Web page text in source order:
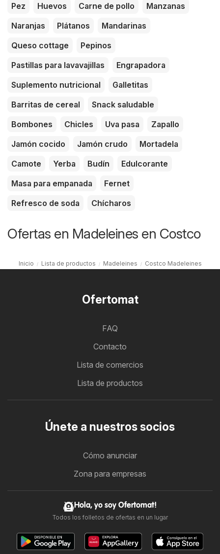
Pez Huevos Carne de pollo
Manzanas
Naranjas
Plátanos
Mandarinas
Queso cottage
Pepinos
Pastillas para lavavajillas
Engrapadora
Suplemento nutricional
Galletitas
Barritas de cereal
Snack saludable
Bombones
Chicles Uva pasa
Zapallo
Jamón cocido
Jamón crudo
Mortadela
Camote
Yerba Budín
Edulcorante
Masa para empanada
Fernet
Refresco de soda
Chícharos
Ofertas en Madeleines en Costco
Inicio Lista de productos Madeleines Costco Madeleines
Ofertomat
FAQ
Contacto
Lista de comercios
Lista de productos
Únete a nuestros socios
Cómo anunciar
Zona para empresas
Hola, yo soy Ofertomat!
Todos los folletos de ofertas en un lugar